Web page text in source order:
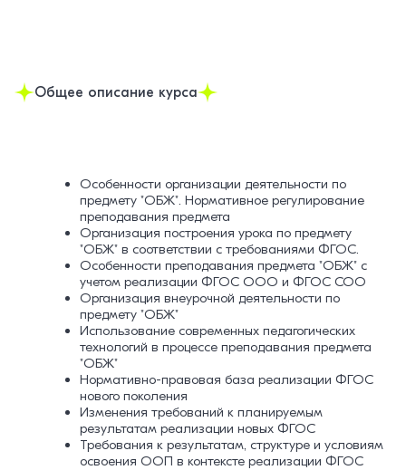
Общее описание курса
Особенности организации деятельности по
предмету "ОБЖ". Нормативное регулирование
преподавания предмета
Организация построения урока по предмету
"ОБЖ" в соответствии с требованиями ФГОС.
Особенности преподавания предмета "ОБЖ" с
учетом реализации ФГОС ООО и ФГОС СОО
Организация внеурочной деятельности по
предмету "ОБЖ"
Использование современных педагогических
технологий в процессе преподавания предмета
"ОБЖ"
Нормативно-правовая база реализации ФГОС
нового поколения
Изменения требований к планируемым
результатам реализации новых ФГОС
Требования к результатам, структуре и условиям
освоения ООП в контексте реализации ФГОС